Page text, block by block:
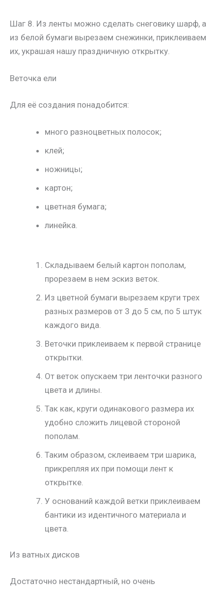
Шаг 8. Из ленты можно сделать снеговику шарф, а
из белой бумаги вырезаем снежинки, приклеиваем
их, украшая нашу праздничную открытку.
Веточка ели
Для её создания понадобится:
много разноцветных полосок;
клей;
ножницы;
картон;
цветная бумага;
линейка.
Складываем белый картон пополам,
прорезаем в нем эскиз веток.
Из цветной бумаги вырезаем круги трех
разных размеров от 3 до 5 см, по 5 штук
каждого вида.
Веточки приклеиваем к первой странице
открытки.
От веток опускаем три ленточки разного
цвета и длины.
Так как, круги одинакового размера их
удобно сложить лицевой стороной
пополам.
Таким образом, склеиваем три шарика,
прикрепляя их при помощи лент к
открытке.
У оснований каждой ветки приклеиваем
бантики из идентичного материала и
цвета.
Из ватных дисков
Достаточно нестандартный, но очень